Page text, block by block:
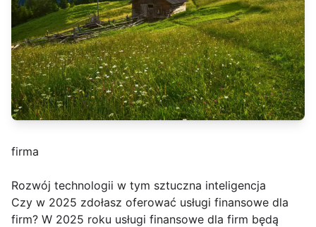
firma
Rozwój technologii w tym sztuczna inteligencja
Czy w 2025 zdołasz oferować usługi finansowe dla
firm? W 2025 roku usługi finansowe dla firm będą